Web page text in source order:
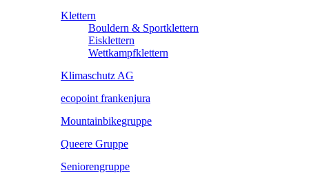
Klettern
Bouldern & Sportklettern
Eisklettern
Wettkampfklettern
Klimaschutz AG
ecopoint frankenjura
Mountainbikegruppe
Queere Gruppe
Seniorengruppe